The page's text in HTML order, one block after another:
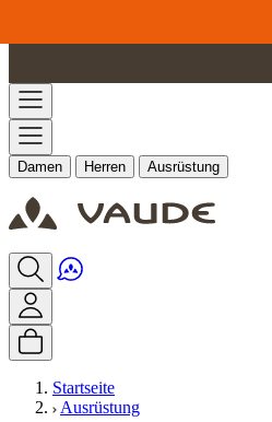
Damen Herren Ausrüstung
Startseite
Ausrüstung